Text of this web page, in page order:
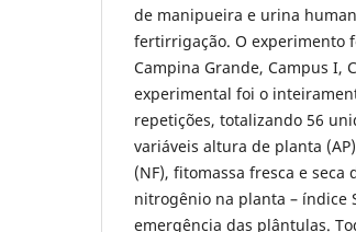
de manipueira e urina
fertirrigação. O experimento
Campina Grande, Campus I,
experimental foi o
repetições, totalizando 56
variáveis altura de planta
(NF), fitomassa fresca e seca
nitrogênio na planta – índice
emergência das plântulas.